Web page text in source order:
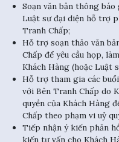
Soạn văn bản thông
Luật sư đại diện hỗ trợ
Tranh Chấp;
Hỗ trợ soạn thảo văn
Chấp để yêu cầu họp,
Khách Hàng (hoặc Luật
Hỗ trợ tham gia các
với Bên Tranh Chấp do
quyền của Khách Hàng
Chấp theo phạm vi uỷ
Tiếp nhận ý kiến phản